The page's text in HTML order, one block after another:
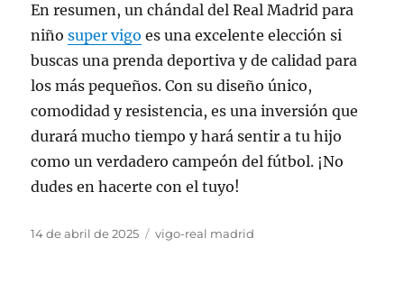
En resumen, un chándal del Real Madrid para
niñosuper vigo es una excelente elección si
buscas una prenda deportiva y de calidad para
los más pequeños. Con su diseño único,
comodidad y resistencia, es una inversión que
durará mucho tiempo y hará sentir a tu hijo
como un verdadero campeón del fútbol. ¡No
dudes en hacerte con el tuyo!
Publicado
14 de abril de 2025 Categorías
vigo-real madrid